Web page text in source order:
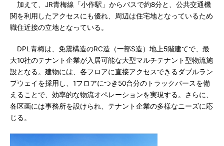
加えて、JR青梅線「小作駅」からバスで約8分と、公共交通機
関を利用したアクセスにも優れ、周辺は住宅地となっているため
職住近接の立地となっている。
DPL青梅は、免震構造のRC造（一部S造）地上5階建てで、最
大10社のテナント企業が入居可能な大型マルチテナント型物流施
設となる。建物には、各フロアに直接アクセスできるダブルラン
プウェイを採用し、1フロアにつき50台分のトラックバースを備
えることで、効率的な物流オペレーションを実現する。さらに、
各区画には事務所を設けられ、テナント企業の多様なニーズに応
じる。